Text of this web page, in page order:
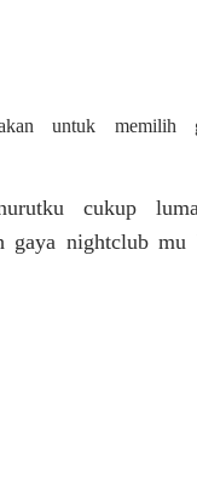
untuk memilih
cukup
gaya nightclub mu